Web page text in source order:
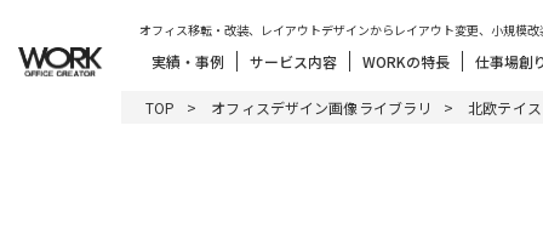
オフィス移転・改装、レイアウトデザインからレイアウト変更、小規模
実績・事例 サービス内容 WORKの特長 仕事場創
TOP オフィスデザイン画像ライブラリ 北欧テイ